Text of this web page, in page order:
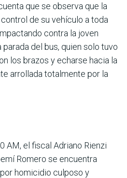
que se observa que la
de su vehículo a toda
contra la joven
del bus, quien solo tuvo
los brazos y echarse hacia la
arrollada totalmente por la
AM, el fiscal Adriano Rienzi
Romero se encuentra
homicidio culposo y